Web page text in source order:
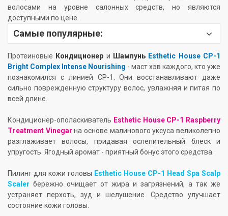
волосами на уровне салонных средств, но являются
доступными по цене.
Самые популярные:
Протеиновые Кондиционер и Шампунь Esthetic House CP-1
Bright Complex Intense Nourishing - маст хэв каждого, кто уже
познакомился с линией CP-1. Они восстанавливают даже
сильно поврежденную структуру волос, увлажняя и питая по
всей длине.
Кондиционер-ополаскиватель Esthetic House CP-1 Raspberry
Treatment Vinegar на основе малинового уксуса великолепно
разглаживает волосы, придавая ослепительный блеск и
упругость. Ягодный аромат - приятный бонус этого средства.
Пилинг для кожи головы Esthetic House CP-1 Head Spa Scalp
Scaler бережно очищает от жира и загрязнений, а так же
устраняет перхоть, зуд и шелушение. Средство улучшает
состояние кожи головы.